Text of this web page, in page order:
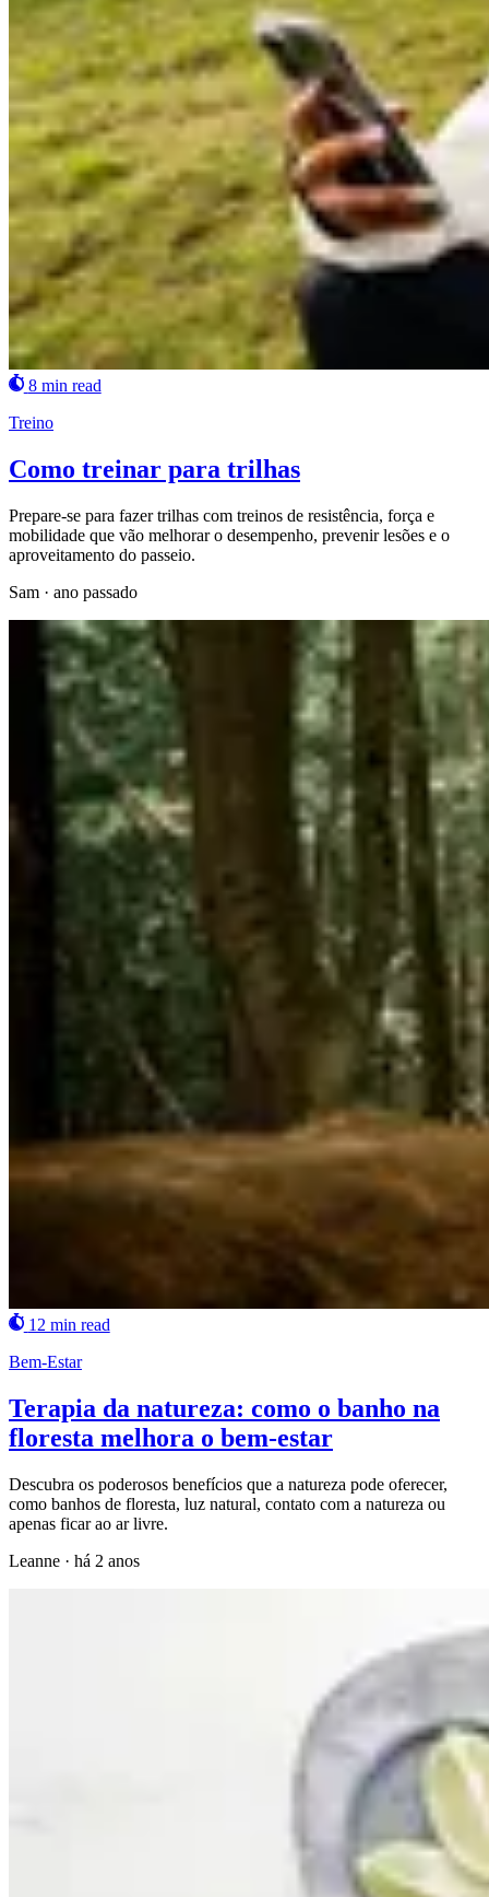
8 min read
Treino
Como treinar para trilhas
Prepare-se para fazer trilhas com treinos de resistência, força e
mobilidade que vão melhorar o desempenho, prevenir lesões e o
aproveitamento do passeio.
Sam · ano passado
12 min read
Bem-Estar
Terapia da natureza: como o banho na
floresta melhora o bem-estar
Descubra os poderosos benefícios que a natureza pode oferecer,
como banhos de floresta, luz natural, contato com a natureza ou
apenas ficar ao ar livre.
Leanne · há 2 anos